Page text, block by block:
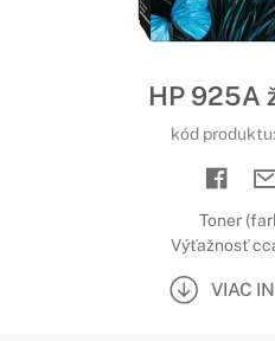
HP 925A
kód produktu:
Toner
Výťažnosť
VIAC